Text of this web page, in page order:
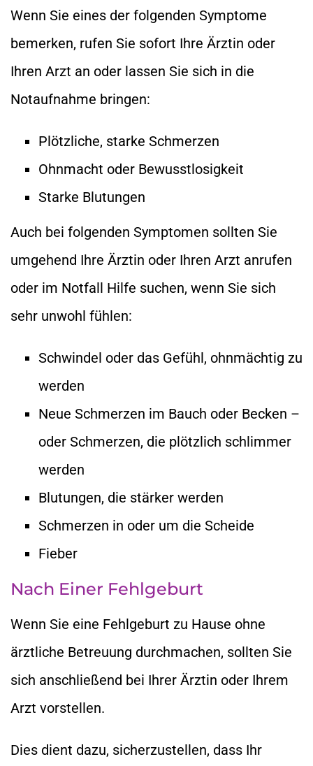
Wenn Sie eines der folgenden Symptome
bemerken, rufen Sie sofort Ihre Ärztin oder
Ihren Arzt an oder lassen Sie sich in die
Notaufnahme bringen:
Plötzliche, starke Schmerzen
Ohnmacht oder Bewusstlosigkeit
Starke Blutungen
Auch bei folgenden Symptomen sollten Sie
umgehend Ihre Ärztin oder Ihren Arzt anrufen
oder im Notfall Hilfe suchen, wenn Sie sich
sehr unwohl fühlen:
Schwindel oder das Gefühl, ohnmächtig zu
werden
Neue Schmerzen im Bauch oder Becken –
oder Schmerzen, die plötzlich schlimmer
werden
Blutungen, die stärker werden
Schmerzen in oder um die Scheide
Fieber
Nach Einer Fehlgeburt
Wenn Sie eine Fehlgeburt zu Hause ohne
ärztliche Betreuung durchmachen, sollten Sie
sich anschließend bei Ihrer Ärztin oder Ihrem
Arzt vorstellen.
Dies dient dazu, sicherzustellen, dass Ihr